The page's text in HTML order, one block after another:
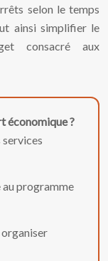
selon le temps
ainsi simplifier le
consacré aux
économique ?
au programme